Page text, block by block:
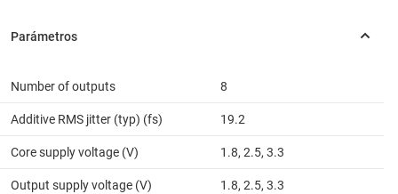
Number of outputs 8
Additive RMS jitter (typ) (fs) 19.2
Core supply voltage (V) 1.8, 2.5, 3.3
Output supply voltage (V) 1.8, 2.5, 3.3